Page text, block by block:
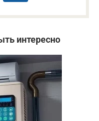
интересно